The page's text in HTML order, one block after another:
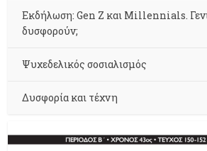
Εκδήλωση: Gen Z και Millennials.
δυσφορούν;
Ψυχεδελικός σοσιαλισμός
Δυσφορία και τέχνη